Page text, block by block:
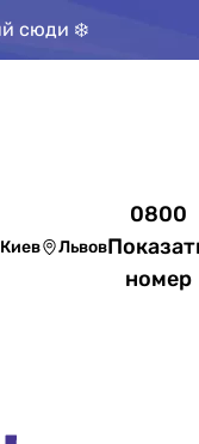
сюди ❄️
Киев Львов
0800
номер